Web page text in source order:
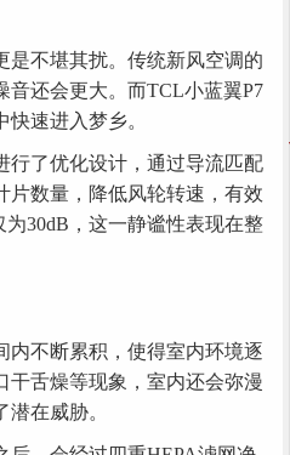
不堪其扰。传统新风空调的
音还会更大。而TCL小蓝翼P7
速进入梦乡。
了优化设计，通过导流匹配
片数量，降低风轮转速，有效
30dB，这一静谧性表现在整
不断累积，使得室内环境逐
干舌燥等现象，室内还会弥漫
在威胁。